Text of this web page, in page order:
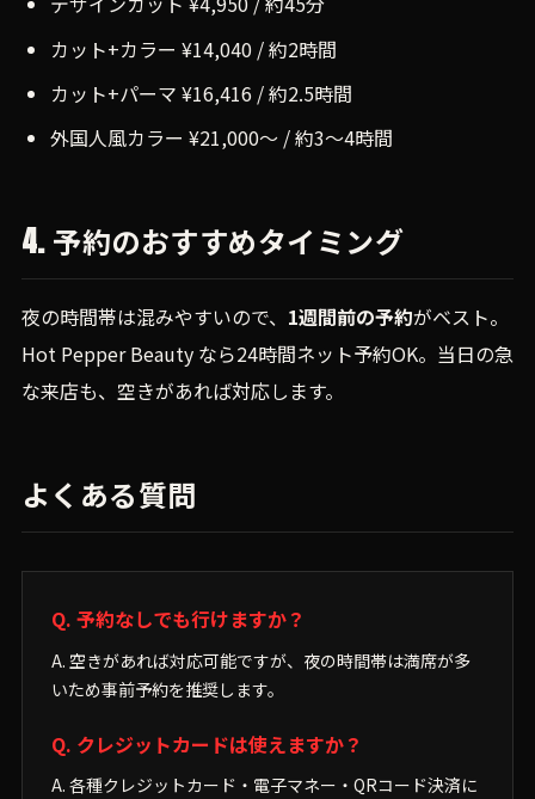
カット+カラー ¥14,040 / 約2時間
カット+パーマ ¥16,416 / 約2.5時間
外国人風カラー ¥21,000〜 / 約3〜4時間
4. 予約のおすすめタイミング
夜の時間帯は混みやすいので、 1週間前の予約がベスト。
Hot Pepper Beauty なら24時間ネット予約OK。当日の急
な来店も、空きがあれば対応します。
よくある質問
Q. 予約なしでも行けますか？
A. 空きがあれば対応可能ですが、夜の時間帯は満席が多
いため事前予約を推奨します。
Q. クレジットカードは使えますか？
A. 各種クレジットカード・電子マネー・QRコード決済に